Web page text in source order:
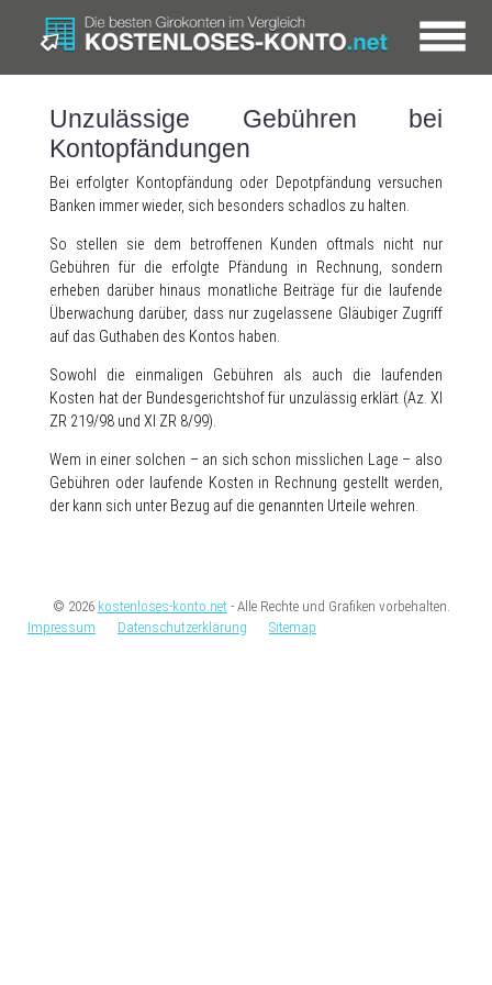
Unzulässige Gebühren bei
Kontopfändungen
Bei erfolgter Kontopfändung oder Depotpfändung versuchen
Banken immer wieder, sich besonders schadlos zu halten.
So stellen sie dem betroffenen Kunden oftmals nicht nur
Gebühren für die erfolgte Pfändung in Rechnung, sondern
erheben darüber hinaus monatliche Beiträge für die laufende
Überwachung darüber, dass nur zugelassene Gläubiger Zugriff
auf das Guthaben des Kontos haben.
Sowohl die einmaligen Gebühren als auch die laufenden
Kosten hat der Bundesgerichtshof für unzulässig erklärt (Az. XI
ZR 219/98 und XI ZR 8/99).
Wem in einer solchen – an sich schon misslichen Lage – also
Gebühren oder laufende Kosten in Rechnung gestellt werden,
der kann sich unter Bezug auf die genannten Urteile wehren.
© 2026 kostenloses-konto.net - Alle Rechte und Grafiken vorbehalten.
Impressum
Datenschutzerklärung Sitemap